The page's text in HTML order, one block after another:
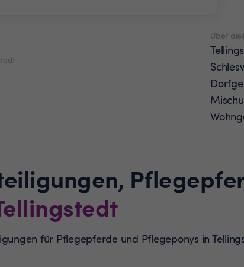
Über
für Pflegepferde und Pflegeponys in